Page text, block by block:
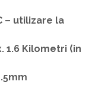
– utilizare la
1.6 Kilometri (in